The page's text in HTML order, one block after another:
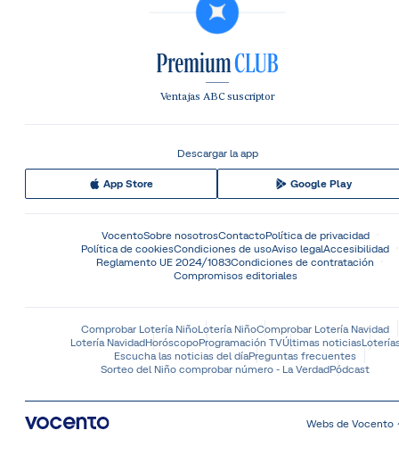
Ventajas ABC suscriptor
Descargar la app
App Store Google Play
VocentoSobre nosotrosContactoPolítica de privacidad
Política de cookiesCondiciones de usoAviso legalAccesibilidad
Reglamento UE 2024/1083Condiciones de contratación
Compromisos editoriales
Comprobar Lotería NiñoLotería NiñoComprobar Lotería Navidad
Lotería NavidadHoróscopoProgramación TVÚltimas noticias
Escucha las noticias del díaPreguntas frecuentes
Sorteo del Niño comprobar número - La VerdadPódcast
Webs de Vocento